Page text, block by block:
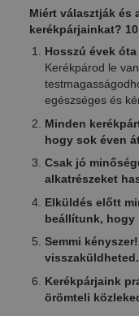
Miért választják és
kerékpárjainkat?
Hosszú évek
Kerékpárod le
egészséges és
Minden
hogy sok éven
Csak jó
alkatrészeket
Elküldés előtt
beállítunk, hogy
Semmi
visszaküldheted.
Kerékpárjaink
örömteli